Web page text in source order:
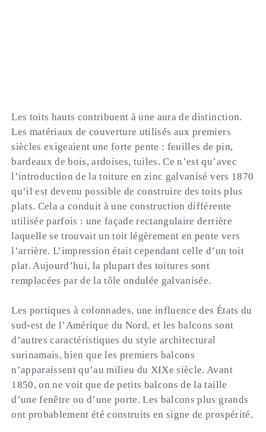
Les toits hauts contribuent à une aura de distinction.
Les matériaux de couverture utilisés aux premiers
siècles exigeaient une forte pente : feuilles de pin,
bardeaux de bois, ardoises, tuiles. Ce n’est qu’avec
l’introduction de la toiture en zinc galvanisé vers 1870
qu’il est devenu possible de construire des toits plus
plats. Cela a conduit à une construction différente
utilisée parfois : une façade rectangulaire derrière
laquelle se trouvait un toit légèrement en pente vers
l’arrière. L’impression était cependant celle d’un toit
plat. Aujourd’hui, la plupart des toitures sont
remplacées par de la tôle ondulée galvanisée.
Les portiques à colonnades, une influence des États du
sud-est de l’Amérique du Nord, et les balcons sont
d’autres caractéristiques du style architectural
surinamais, bien que les premiers balcons
n’apparaissent qu’au milieu du XIXe siècle. Avant
1850, on ne voit que de petits balcons de la taille
d’une fenêtre ou d’une porte. Les balcons plus grands
ont probablement été construits en signe de prospérité.